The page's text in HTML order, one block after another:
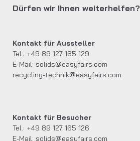
Dürfen wir Ihnen weiterhelfen?
Kontakt für Aussteller
Tel.: +49 89 127 165 129
E-Mail: solids@easyfairs.com
recycling-technik@easyfairs.com
Kontakt für Besucher
Tel.: +49 89 127 165 126
E-Mail: solids@easyfairs.com